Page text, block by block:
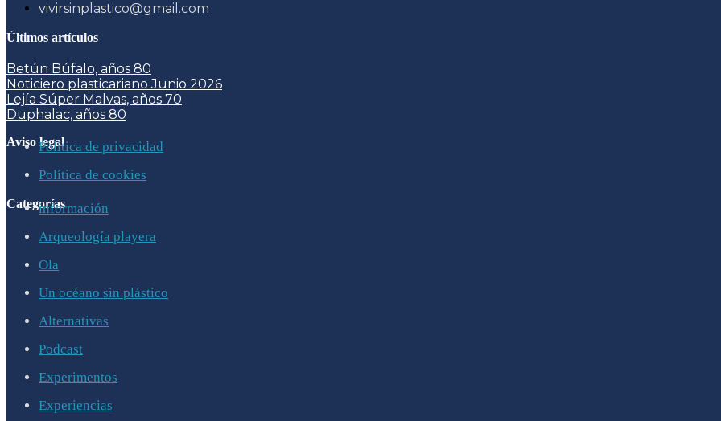
vivirsinplastico@gmail.com
Últimos artículos
Betún Búfalo, años 80
Noticiero plasticariano Junio 2026
Lejía Súper Malvas, años 70
Duphalac, años 80
Aviso legalPolítica de privacidad
Política de cookies
Categoríasinformación
Arqueología playera
Ola
Un océano sin plástico
Alternativas
Podcast
Experimentos
Experiencias